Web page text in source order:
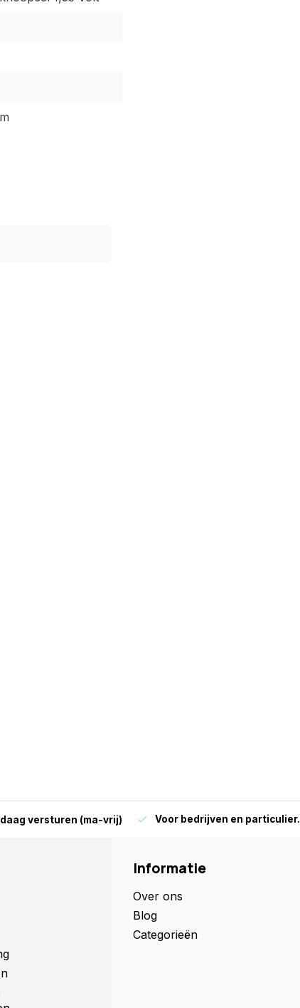
versturen (ma-vrij) Voor bedrijven en particulier.
Informatie
Over ons
Blog
Categorieën